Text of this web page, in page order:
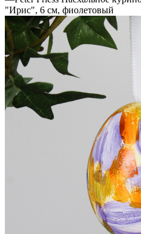
"Ирис", 6 см, фиолетовый